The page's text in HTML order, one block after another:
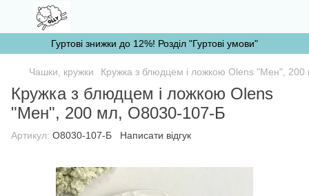
Гуртові знижки до 12%! Розділ "Гуртові умови"
Чашки, кружки Кружка з блюдцем і ложкою Olens "Мен",
Кружка з блюдцем і ложкою Olens
"Мен", 200 мл, О8030-107-Б
Артикул: О8030-107-Б Написати відгук